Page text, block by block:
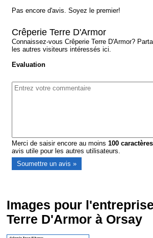
Pas encore d'avis. Soyez le premier!
Crêperie Terre D'Armor
Connaissez-vous Crêperie Terre D'Armor?
les autres visiteurs intéressés ici.
Evaluation
Merci de saisir encore au moins100 caractères
avis utile pour les autres utilisateurs.
Images pour
Terre D'Armor à Orsay